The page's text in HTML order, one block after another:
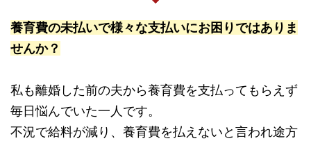
養育費の未払いで様々な支払いにお困りではありま
せんか？
私も離婚した前の夫から養育費を支払ってもらえず
毎日悩んでいた一人です。
不況で給料が減り、養育費を払えないと言われ途方